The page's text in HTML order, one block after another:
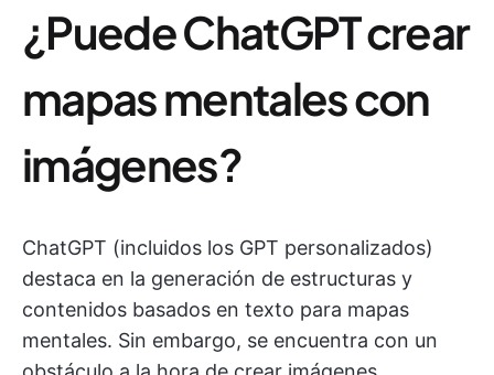
¿Puede ChatGPT crear
mapas mentales con
imágenes?
ChatGPT (incluidos los GPT personalizados)
destaca en la generación de estructuras y
contenidos basados en texto para mapas
mentales. Sin embargo, se encuentra con un